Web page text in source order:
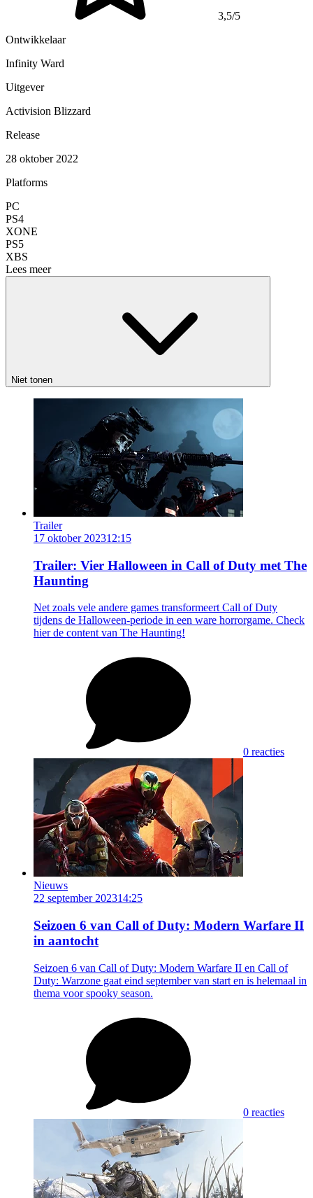
3,5/5
Ontwikkelaar
Infinity Ward
Uitgever
Activision Blizzard
Release
28 oktober 2022
Platforms
PC
PS4
XONE
PS5
XBS
Lees meer
Niet tonen
Trailer
17 oktober 202312:15
Trailer: Vier Halloween in Call of Duty met The
Haunting
Net zoals vele andere games transformeert Call of Duty
tijdens de Halloween-periode in een ware horrorgame. Check
hier de content van The Haunting!
0 reacties
Nieuws
22 september 202314:25
Seizoen 6 van Call of Duty: Modern Warfare II
in aantocht
Seizoen 6 van Call of Duty: Modern Warfare II en Call of
Duty: Warzone gaat eind september van start en is helemaal in
thema voor spooky season.
0 reacties